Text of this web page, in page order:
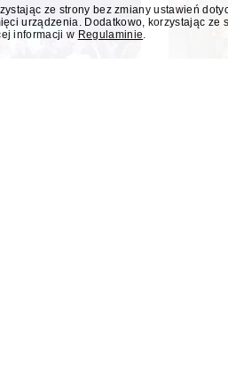
ze strony bez zmiany ustawień
urządzenia. Dodatkowo, korzystając ze
informacji w Regulaminie.